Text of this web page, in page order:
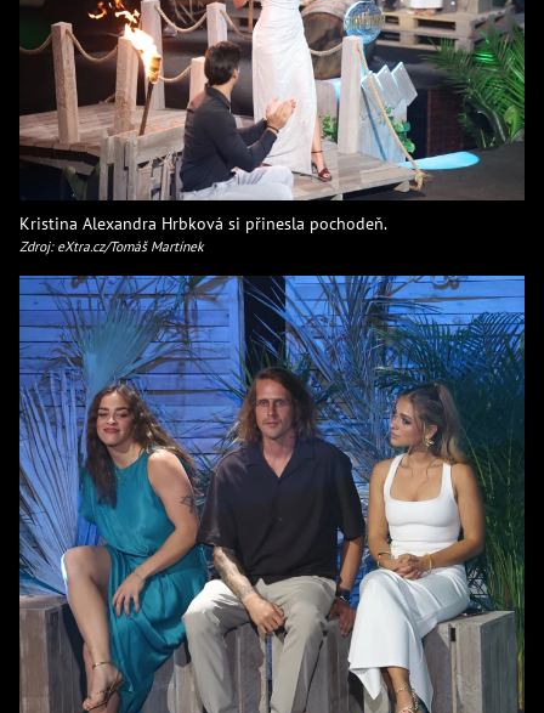
Kristina Alexandra Hrbková si přinesla pochodeň.
Zdroj: eXtra.cz/Tomáš Martínek